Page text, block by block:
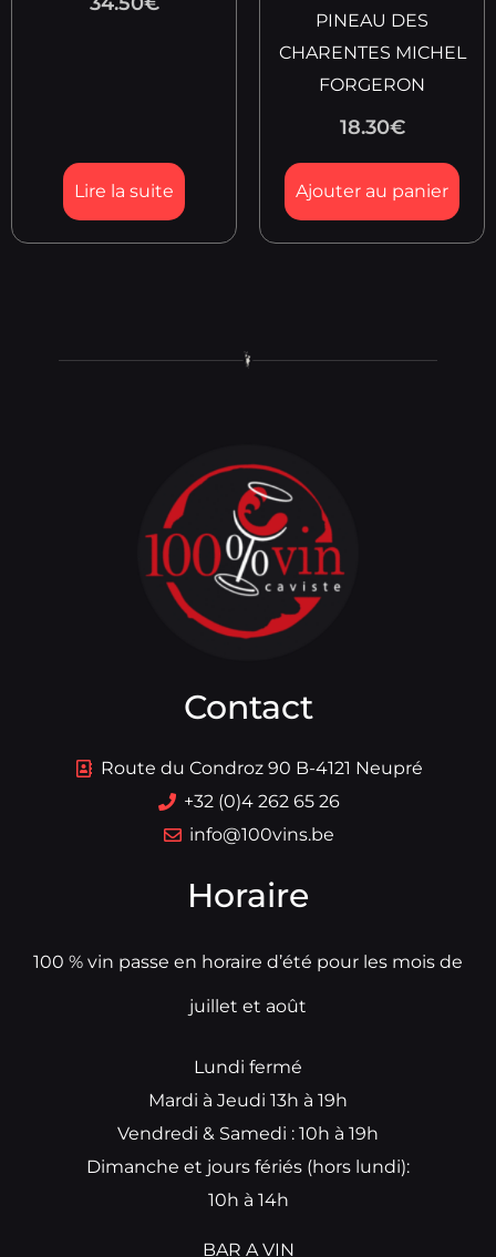
Lire la suite
PINEAU DES
CHARENTES MICHEL
FORGERON
18.30€
Ajouter au panier
Contact
Route du Condroz 90 B-4121 Neupré
+32 (0)4 262 65 26
info@100vins.be
Horaire
100 % vin passe en horaire d’été pour les mois de
juillet et août
Lundi fermé
Mardi à Jeudi 13h à 19h
Vendredi & Samedi : 10h à 19h
Dimanche et jours fériés (hors lundi):
10h à 14h
BAR A VIN